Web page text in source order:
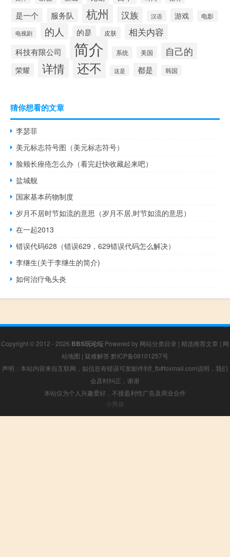
是一个 服务队 杭州 汉族 汉语 游戏 电影
电视剧 的人 的是 皮肤 相关内容
科技有限公司 简介 系统 美国 自己的
荣耀 详情 还不 这是 都是 韩国
猜你想看的文章
李瑟菲
美元标志符号图（美元标志符号）
脸颊长痤疮怎么办（看完赶快收藏起来吧）
盐城舰
国家基本药物制度
岁月不居时节如流的意思（岁月不居,时节如流的意思）
在一起2013
错误代码628（错误629，629错误代码怎么解决）
李继生(关于李继生的简介)
如何治疗龟头炎
Copyright © 2012 - 2026 BBS玩论坛 Powered by 网站分类目录 | 精选推荐文章 | 网
站地图 | 疑难解答 黔ICP备08101257号
声明：本站内容来自互联网，如信息有错误可发邮件到f_fb#foxmail.com说明，我们
会及时纠正，谢谢
本站仅为个人兴趣爱好，不接盈利性广告及商业合作
小男孩